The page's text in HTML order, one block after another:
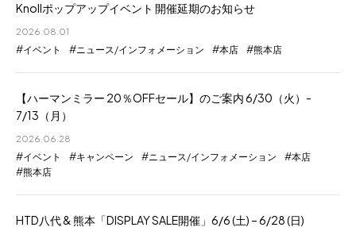
Knollポップアップイベント 開催延期のお知らせ
2026.08.01
イベント ニュース/インフォメーション 本店 熊本店
【ハーマンミラー 20％OFFセール】のご案内 6/30（火）-
7/13（月）
2026.06.28
イベント キャンペーン ニュース/インフォメーション
本店
熊本店
HTD八代 & 熊本「DISPLAY SALE開催」6/6 (土) – 6/28 (日)